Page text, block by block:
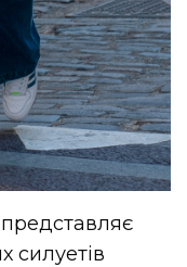
силуетів